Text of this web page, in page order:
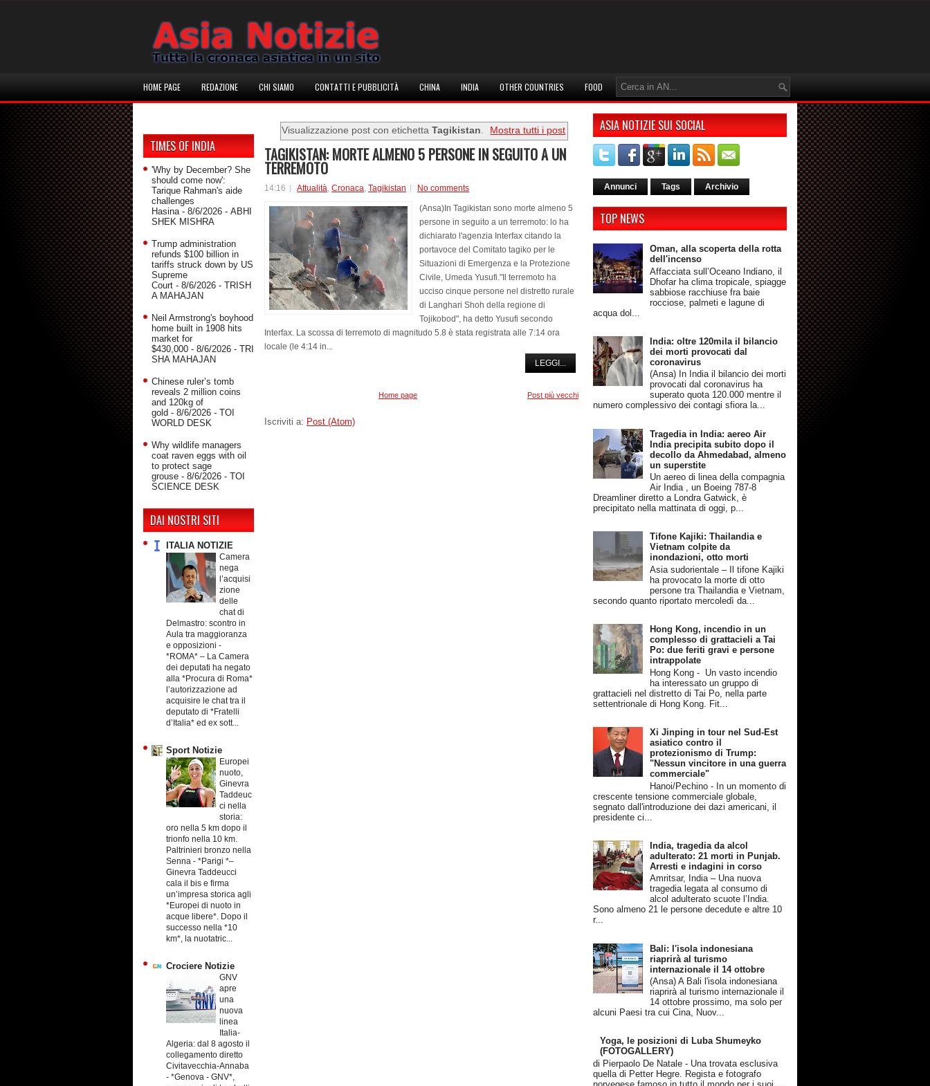
HOME PAGE REDAZIONE CHI SIAMO CONTATTI E PUBBLICITÀ CHINA INDIA OTHER COUNTRIES FOOD
TIMES OF INDIA
'Why by December? She
should come now':
Tarique Rahman's aide
challenges
Hasina- 8/6/2026 - ABHI
SHEK MISHRA
Trump administration
refunds $100 billion in
tariffs struck down by US
Supreme
Court - 8/6/2026 - TRISH
A MAHAJAN
Neil Armstrong's boyhood
home built in 1908 hits
market for
$430,000 - 8/6/2026 - TRI
SHA MAHAJAN
Chinese ruler’s tomb
reveals 2 million coins
and 120kg of
gold - 8/6/2026 - TOI
WORLD DESK
Why wildlife managers
coat raven eggs with oil
to protect sage
grouse - 8/6/2026 - TOI
SCIENCE DESK
DAI NOSTRI SITI
ITALIA NOTIZIE
Camera
nega
l’acquisi
zione
delle
chat di
Delmastro: scontro in
Aula tra maggioranza
e opposizioni -
*ROMA* – La Camera
dei deputati ha negato
alla *Procura di Roma*
l’autorizzazione ad
acquisire le chat tra il
deputato di *Fratelli
d’Italia* ed ex sott...
Sport Notizie
Europei
nuoto,
Ginevra
Taddeuc
ci nella
storia:
oro nella 5 km dopo il
trionfo nella 10 km.
Paltrinieri bronzo nella
Senna - *Parigi *–
Ginevra Taddeucci
cala il bis e firma
un’impresa storica agli
*Europei di nuoto in
acque libere*. Dopo il
successo nella *10
km*, la nuotatric...
Crociere Notizie
GNV
apre
una
nuova
linea
Italia-
Algeria: dal 8 agosto il
collegamento diretto
Civitavecchia-Annaba
- *Genova - GNV*,
Visualizzazione post con etichetta Tagikistan. Mostra tutti i post
TAGIKISTAN: MORTE ALMENO 5 PERSONE IN SEGUITO A UN
TERREMOTO
14:16 Attualità Cronaca Tagikistan No comments
(Ansa)In Tagikistan sono morte almeno 5
persone in seguito a un terremoto: lo ha
dichiarato l'agenzia Interfax citando la
portavoce del Comitato tagiko per le
Situazioni di Emergenza e la Protezione
Civile, Umeda Yusufi."Il terremoto ha
ucciso cinque persone nel distretto rurale
di Langhari Shoh della regione di
Tojikobod", ha detto Yusufi secondo
Interfax. La scossa di terremoto di magnitudo 5.8 è stata registrata alle 7:14 ora
locale (le 4:14 in...
LEGGI...
Post più vecchi
Home page
Iscriviti a: Post (Atom)
ASIA NOTIZIE SUI SOCIAL
Annunci Tags Archivio
TOP NEWS
Oman, alla scoperta della rotta
dell'incenso
Affacciata sull’Oceano Indiano, il
Dhofar ha clima tropicale, spiagge
sabbiose racchiuse fra baie
rocciose, palmeti e lagune di
acqua dol...
India: oltre 120mila il bilancio
dei morti provocati dal
coronavirus
(Ansa) In India il bilancio dei morti
provocati dal coronavirus ha
superato quota 120.000 mentre il
numero complessivo dei contagi sfiora la...
Tragedia in India: aereo Air
India precipita subito dopo il
decollo da Ahmedabad, almeno
un superstite
Un aereo di linea della compagnia
Air India , un Boeing 787-8
Dreamliner diretto a Londra Gatwick, è
precipitato nella mattinata di oggi, p...
Tifone Kajiki: Thailandia e
Vietnam colpite da
inondazioni, otto morti
Asia sudorientale – Il tifone Kajiki
ha provocato la morte di otto
persone tra Thailandia e Vietnam,
secondo quanto riportato mercoledì da...
Hong Kong, incendio in un
complesso di grattacieli a Tai
Po: due feriti gravi e persone
intrappolate
Hong Kong - Un vasto incendio
ha interessato un gruppo di
grattacieli nel distretto di Tai Po, nella parte
settentrionale di Hong Kong. Fit...
Xi Jinping in tour nel Sud-Est
asiatico contro il
protezionismo di Trump:
"Nessun vincitore in una guerra
commerciale"
Hanoi/Pechino - In un momento di
crescente tensione commerciale globale,
segnato dall'introduzione dei dazi americani, il
presidente ci...
India, tragedia da alcol
adulterato: 21 morti in Punjab.
Arresti e indagini in corso
Amritsar, India – Una nuova
tragedia legata al consumo di
alcol adulterato scuote l’India.
Sono almeno 21 le persone decedute e altre 10
r...
Bali: l'isola indonesiana
riaprirà al turismo
internazionale il 14 ottobre
(Ansa) A Bali l'isola indonesiana
riaprirà al turismo internazionale il
14 ottobre prossimo, ma solo per
alcuni Paesi tra cui Cina, Nuov...
Yoga, le posizioni di Luba Shumeyko
(FOTOGALLERY)
di Pierpaolo De Natale - Una trovata esclusiva
quella di Petter Hegre. Regista e fotografo